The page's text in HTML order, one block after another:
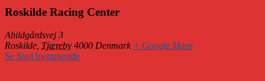
Roskilde Racing Center
Abildgårdsvej 3
Roskilde Tjæreby 4000 Denmark + Google Maps
Se Sted hjemmeside